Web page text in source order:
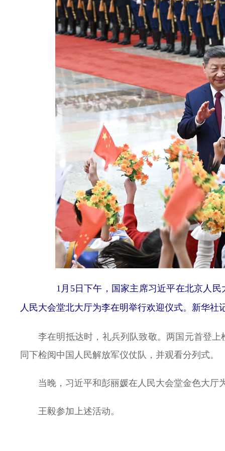
1月5日下午，国家主席习近平在北京人民
人民大会堂北大厅为李在明举行欢迎仪式。新华社
李在明抵达时，礼兵列队致敬。两国元首登
同下检阅中国人民解放军仪仗队，并观看分列式。
当晚，习近平和彭丽媛在人民大会堂金色大厅
王毅参加上述活动。